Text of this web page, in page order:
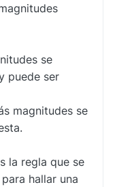
se
puede ser
magnitudes se
la regla que se
hallar una